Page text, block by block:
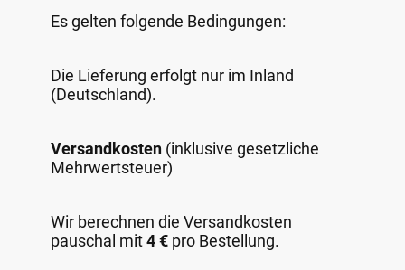
Es gelten folgende Bedingungen:
Die Lieferung erfolgt nur im Inland
(Deutschland).
Versandkosten (inklusive gesetzliche
Mehrwertsteuer)
Wir berechnen die Versandkosten
pauschal mit4 € pro Bestellung.